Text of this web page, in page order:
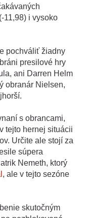
11,98) i vysoko
pochváliť žiadny
presilové hry
ani Darren Helm
obranár Nielsen,
s obrancami,
tejto hernej situácii
Určite ale stojí za
súpera
Nemeth, ktorý
, ale v tejto sezóne
skutočným